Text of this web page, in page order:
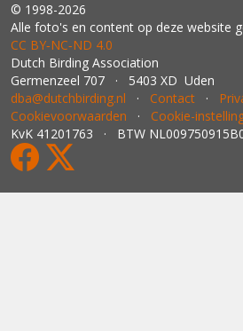
© 1998-2026
Alle foto's en content op deze website
CC BY‑NC‑ND 4.0
Dutch Birding Association
Germenzeel 707 · 5403 XD Uden
dba@dutchbirding.nl · Contact ·
Cookievoorwaarden · Cookie-
KvK 41201763 · BTW